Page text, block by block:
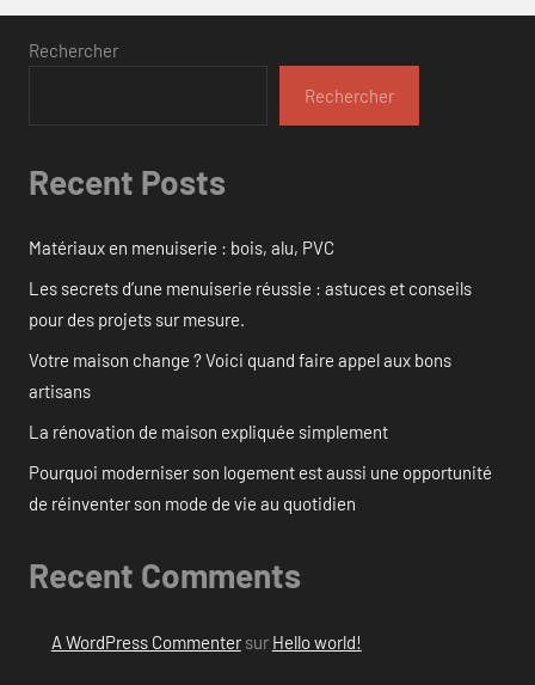
Rechercher
Rechercher
Recent Posts
Matériaux en menuiserie : bois, alu, PVC
Les secrets d’une menuiserie réussie : astuces et conseils
pour des projets sur mesure.
Votre maison change ? Voici quand faire appel aux bons
artisans
La rénovation de maison expliquée simplement
Pourquoi moderniser son logement est aussi une opportunité
de réinventer son mode de vie au quotidien
Recent Comments
A WordPress Commentersur Hello world!